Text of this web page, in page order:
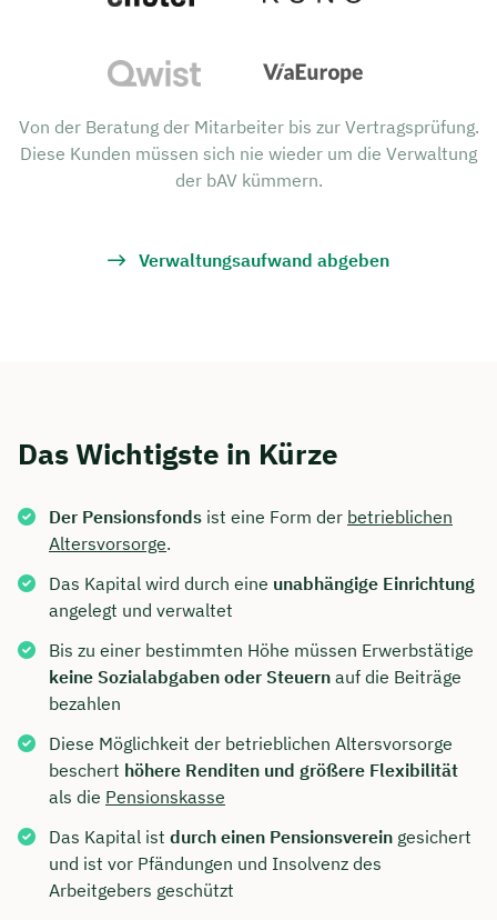
Von der Beratung der Mitarbeiter bis zur Vertragsprüfung.
Diese Kunden müssen sich nie wieder um die Verwaltung
der bAV kümmern.
Verwaltungsaufwand abgeben
Das Wichtigste in Kürze
Der Pensionsfonds ist eine Form der betrieblichen
Altersvorsorge.
Das Kapital wird durch eine unabhängige Einrichtung
angelegt und verwaltet
Bis zu einer bestimmten Höhe müssen Erwerbstätige
keine Sozialabgaben oder Steuern auf die Beiträge
bezahlen
Diese Möglichkeit der betrieblichen Altersvorsorge
beschert höhere Renditen und größere Flexibilität
als die Pensionskasse
Das Kapital ist durch einen Pensionsverein gesichert
und ist vor Pfändungen und Insolvenz des
Arbeitgebers geschützt